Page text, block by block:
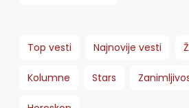
Top vesti Najnovije vesti
Kolumne Stars